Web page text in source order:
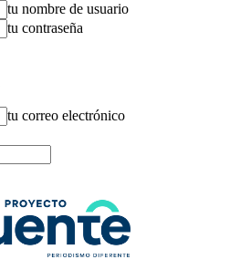
tu nombre de usuario
tu contraseña
tu correo electrónico